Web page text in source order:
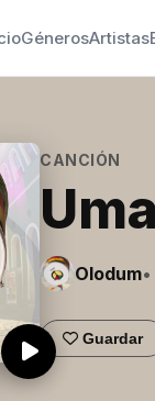
GénerosArtistas
CANCIÓN
Olodum
Guardar